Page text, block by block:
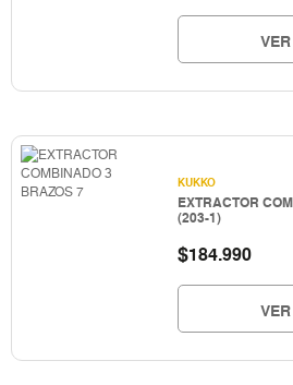
KUKKO
EXTRACTOR
(203-1)
$184.990